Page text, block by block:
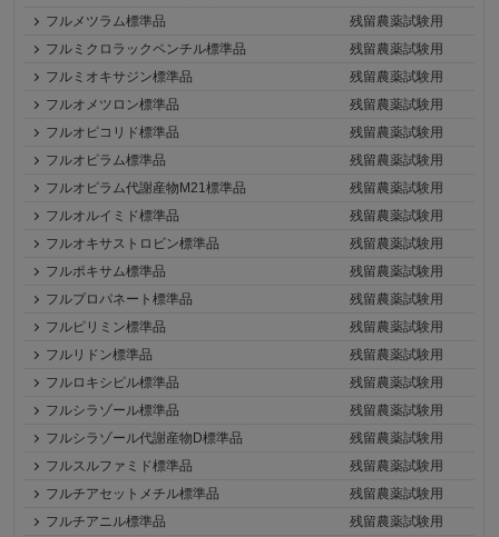
フルメツラム標準品
残留農薬試験用
フルミクロラックペンチル標準品
残留農薬試験用
フルミオキサジン標準品
残留農薬試験用
フルオメツロン標準品
残留農薬試験用
フルオピコリド標準品
残留農薬試験用
フルオピラム標準品
残留農薬試験用
フルオピラム代謝産物M21標準品
残留農薬試験用
フルオルイミド標準品
残留農薬試験用
フルオキサストロビン標準品
残留農薬試験用
フルポキサム標準品
残留農薬試験用
フルプロパネート標準品
残留農薬試験用
フルピリミン標準品
残留農薬試験用
フルリドン標準品
残留農薬試験用
フルロキシピル標準品
残留農薬試験用
フルシラゾール標準品
残留農薬試験用
フルシラゾール代謝産物D標準品
残留農薬試験用
フルスルファミド標準品
残留農薬試験用
フルチアセットメチル標準品
残留農薬試験用
フルチアニル標準品
残留農薬試験用